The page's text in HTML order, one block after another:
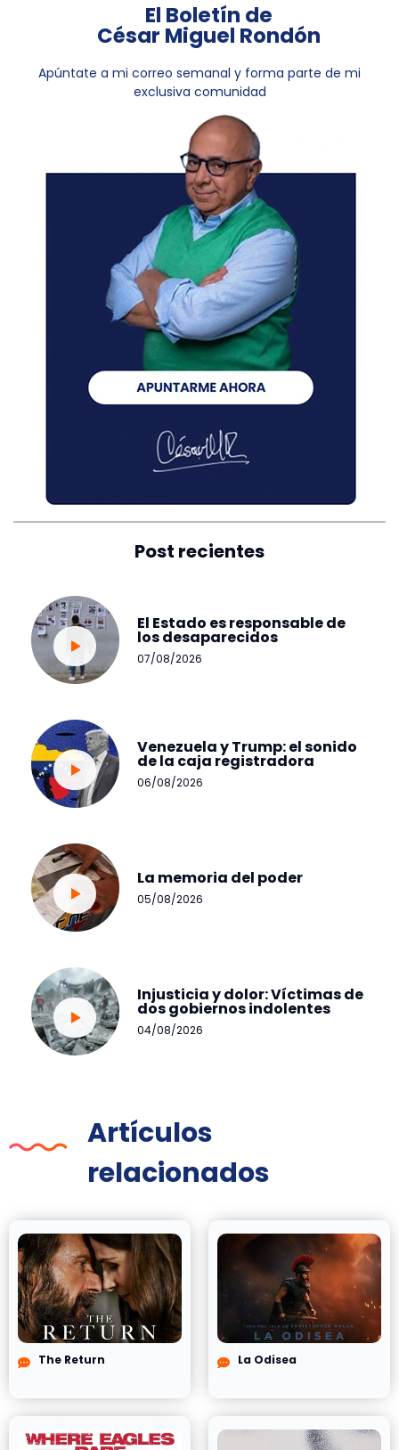
El Boletín de
César Miguel Rondón
Apúntate a mi correo semanal y forma parte de mi
exclusiva comunidad
Post recientes
El Estado es responsable de
los desaparecidos
07/08/2026
Venezuela y Trump: el sonido
de la caja registradora
06/08/2026
La memoria del poder
05/08/2026
Injusticia y dolor: Víctimas de
dos gobiernos indolentes
04/08/2026
Artículos
relacionados
The Return La Odisea